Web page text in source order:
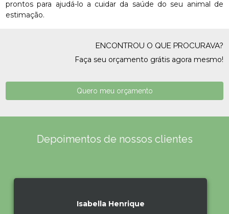
prontos para ajudá-lo a cuidar da saúde do seu animal de
estimação.
ENCONTROU O QUE PROCURAVA?
Faça seu orçamento grátis agora mesmo!
Quero meu orçamento
Depoimentos de nossos clientes
Isabella Henrique